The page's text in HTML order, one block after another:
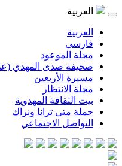
المهدي (عجّل الله فرجه)
المهدوية
ترانا ونراك
الاجتماعي